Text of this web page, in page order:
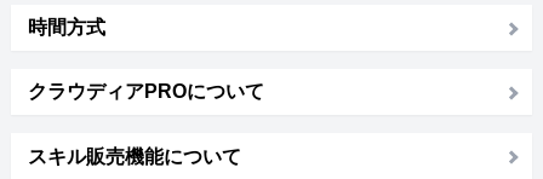
時間方式
クラウディアPROについて
スキル販売機能について